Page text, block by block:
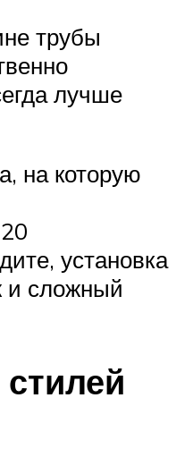
трубы
лучше
на которую
установка
и сложный